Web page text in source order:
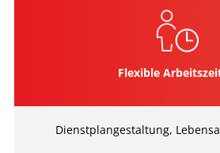
Flexible
Dienstplangestaltung,